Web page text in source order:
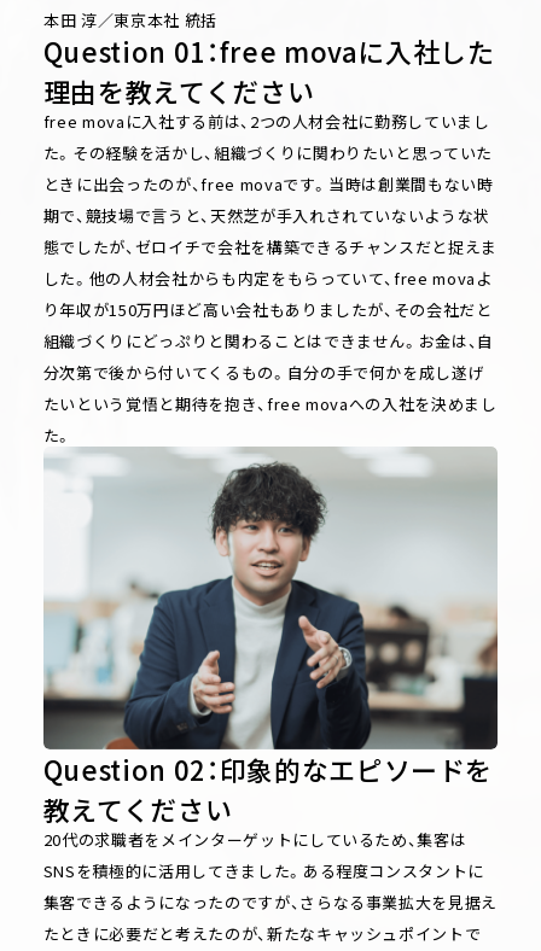
本田 淳／東京本社 統括
Question 01：free movaに入社した
理由を教えてください
free movaに入社する前は、2つの人材会社に勤務していまし
た。その経験を活かし、組織づくりに関わりたいと思っていた
ときに出会ったのが、free movaです。当時は創業間もない時
期で、競技場で言うと、天然芝が手入れされていないような状
態でしたが、ゼロイチで会社を構築できるチャンスだと捉えま
した。他の人材会社からも内定をもらっていて、free movaよ
り年収が150万円ほど高い会社もありましたが、その会社だと
組織づくりにどっぷりと関わることはできません。お金は、自
分次第で後から付いてくるもの。自分の手で何かを成し遂げ
たいという覚悟と期待を抱き、free movaへの入社を決めまし
た。
Question 02：印象的なエピソードを
教えてください
20代の求職者をメインターゲットにしているため、集客は
SNSを積極的に活用してきました。ある程度コンスタントに
集客できるようになったのですが、さらなる事業拡大を見据え
たときに必要だと考えたのが、新たなキャッシュポイントで